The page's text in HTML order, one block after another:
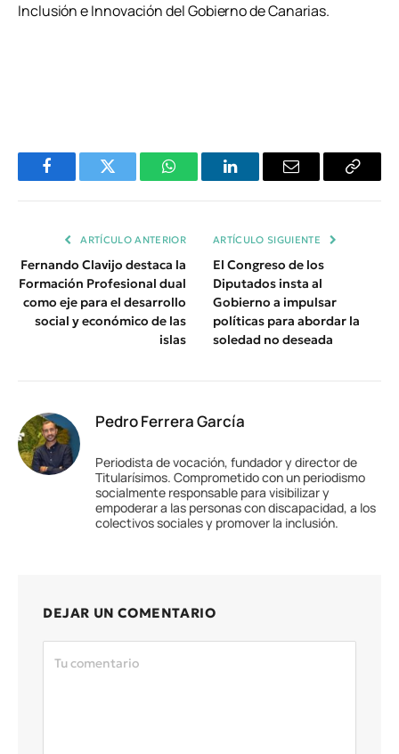
Inclusión e Innovación del Gobierno de Canarias.
FacebookTwitter WhatsAppLinkedInEmail
Copiar
ARTÍCULO ANTERIOR
Fernando Clavijo destaca la
Formación Profesional dual
como eje para el desarrollo
social y económico de las
islas
ARTÍCULO SIGUIENTE
El Congreso de los
Diputados insta al
Gobierno a impulsar
políticas para abordar la
soledad no deseada
Pedro Ferrera García
Periodista de vocación, fundador y director de
Titularísimos. Comprometido con un periodismo
socialmente responsable para visibilizar y
empoderar a las personas con discapacidad, a los
colectivos sociales y promover la inclusión.
DEJAR UN COMENTARIO